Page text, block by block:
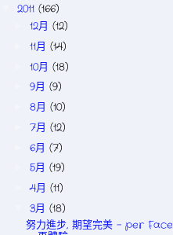
2011 (166)
12月 (12)
11月 (14)
10月 (18)
9月 (9)
8月 (10)
7月 (12)
6月 (7)
5月 (19)
►4月 (11)
3月 (18)
努力進步, 期望完美 - per Face